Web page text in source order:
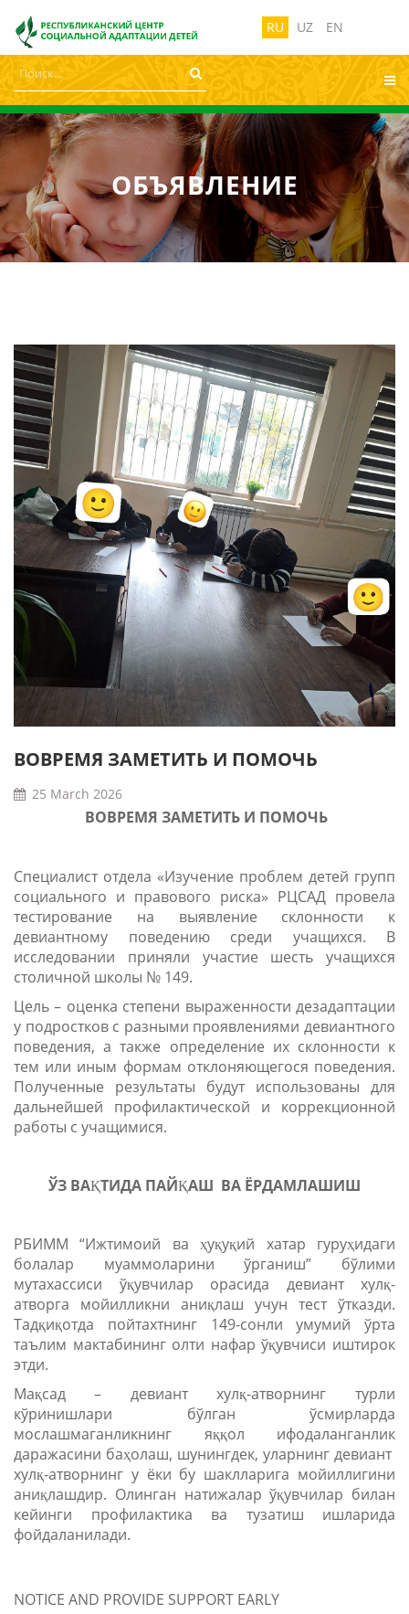
Вкл Изображения:Выкл
RU UZ EN
ОБЪЯВЛЕНИЕ
ВОВРЕМЯ ЗАМЕТИТЬ И ПОМОЧЬ
25 March 2026
ВОВРЕМЯ ЗАМЕТИТЬ И ПОМОЧЬ
Специалист отдела «Изучение проблем детей групп
социального и правового риска» РЦСАД провела
тестирование на выявление склонности к
девиантному поведению среди учащихся. В
исследовании приняли участие шесть учащихся
столичной школы № 149.
Цель – оценка степени выраженности дезадаптации
у подростков с разными проявлениями девиантного
поведения, а также определение их склонности к
тем или иным формам отклоняющегося поведения.
Полученные результаты будут использованы для
дальнейшей профилактической и коррекционной
работы с учащимися.
ЎЗ ВАҚТИДА ПАЙҚАШ ВА ЁРДАМЛАШИШ
РБИММ “Ижтимоий ва ҳуқуқий хатар гуруҳидаги
болалар муаммоларини ўрганиш” бўлими
мутахассиси ўқувчилар орасида девиант хулқ-
атворга мойилликни аниқлаш учун тест ўтказди.
Тадқиқотда пойтахтнинг 149-сонли умумий ўрта
таълим мактабининг олти нафар ўқувчиси иштирок
этди.
Мақсад – девиант хулқ-атворнинг турли
кўринишлари бўлган ўсмирларда
мослашмаганликнинг яққол ифодаланганлик
даражасини баҳолаш, шунингдек, уларнинг девиант
хулқ-атворнинг у ёки бу шаклларига мойиллигини
аниқлашдир. Олинган натижалар ўқувчилар билан
кейинги профилактика ва тузатиш ишларида
фойдаланилади.
NOTICE AND PROVIDE SUPPORT EARLY